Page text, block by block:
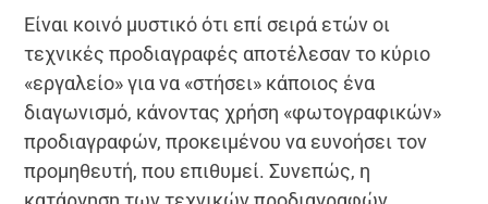
Είναι κοινό μυστικό ότι επί σειρά ετών οι
τεχνικές προδιαγραφές αποτέλεσαν το κύριο
«εργαλείο» για να «στήσει» κάποιος ένα
διαγωνισμό, κάνοντας χρήση «φωτογραφικών»
προδιαγραφών, προκειμένου να ευνοήσει τον
προμηθευτή, που επιθυμεί. Συνεπώς, η